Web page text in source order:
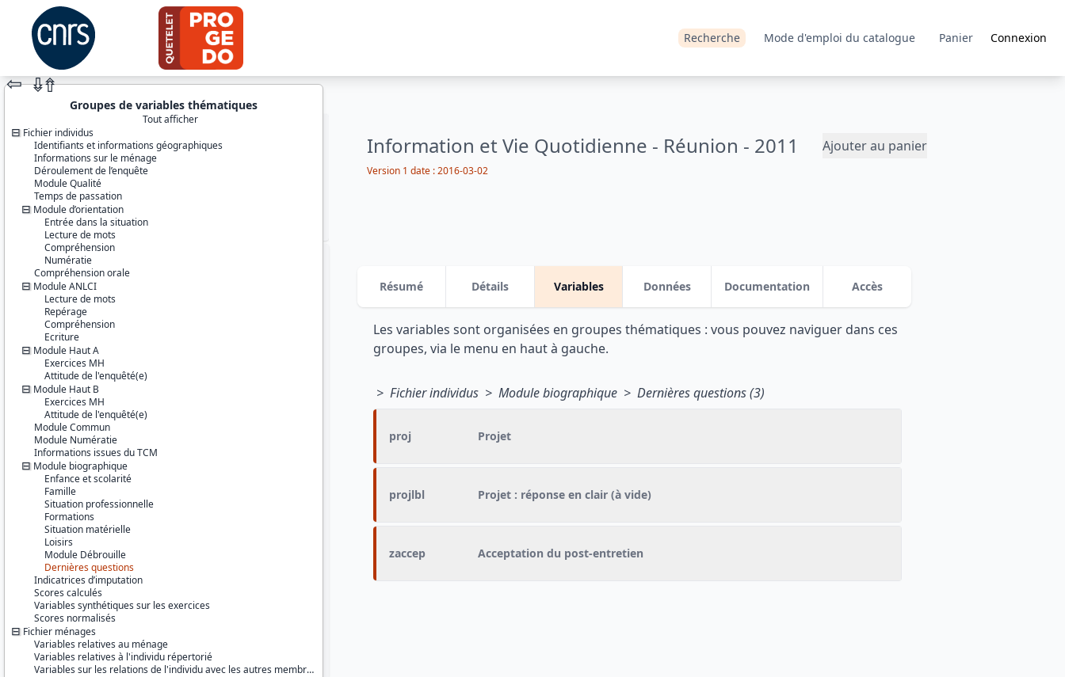
Recherche Mode d'emploi du catalogue Panier Connexion
Information et Vie Quotidienne - Réunion - 2011 Ajouter au panier
Version 1 date : 2016-03-02
⇦ ⇮⇮
Groupes de variables thématiques
Tout afficher
Fichier individus
Identifiants et informations géographiques
Informations sur le ménage
Déroulement de l’enquête
Module Qualité
Temps de passation
Module d’orientation
Entrée dans la situation
Lecture de mots
Compréhension
Numératie
Compréhension orale
Module ANLCI
Lecture de mots
Repérage
Compréhension
Ecriture
Module Haut A
Exercices MH
Attitude de l'enquêté(e)
Module Haut B
Exercices MH
Attitude de l'enquêté(e)
Module Commun
Module Numératie
Informations issues du TCM
Module biographique
Enfance et scolarité
Famille
Situation professionnelle
Formations
Situation matérielle
Loisirs
Module Débrouille
Dernières questions
Indicatrices d’imputation
Scores calculés
Variables synthétiques sur les exercices
Scores normalisés
Fichier ménages
Variables relatives au ménage
Variables relatives à l'individu répertorié
Variables sur les relations de l'individu avec les autres membres du ménage
(IVQ)
La Réunion
INSEE
Résumé Détails Variables Données Documentation Accès
Les variables sont organisées en groupes thématiques : vous pouvez naviguer dans ces
groupes, via le menu en haut à gauche.
> Fichier individus > Module biographique > Dernières questions (3)
proj Projet
projlbl Projet : réponse en clair (à vide)
zaccep Acceptation du post-entretien